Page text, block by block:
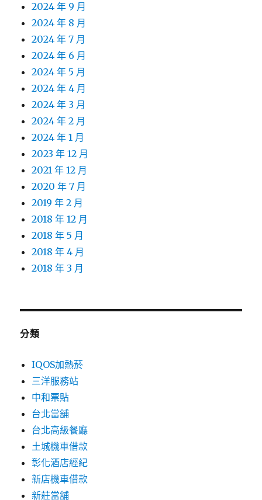
2024 年 9 月
2024 年 8 月
2024 年 7 月
2024 年 6 月
2024 年 5 月
2024 年 4 月
2024 年 3 月
2024 年 2 月
2024 年 1 月
2023 年 12 月
2021 年 12 月
2020 年 7 月
2019 年 2 月
2018 年 12 月
2018 年 5 月
2018 年 4 月
2018 年 3 月
分類
IQOS加熱菸
三洋服務站
中和票貼
台北當舖
台北高級餐廳
土城機車借款
彰化酒店經紀
新店機車借款
新莊當舖